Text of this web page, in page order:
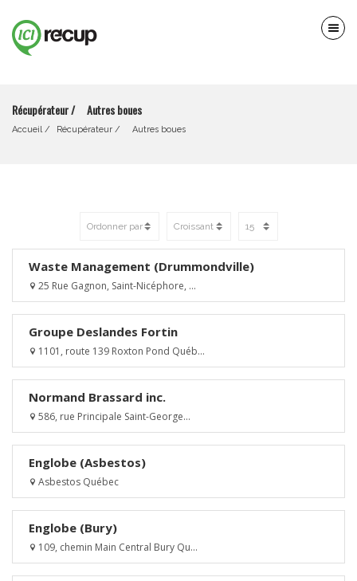
Récupérateur / Autres boues
Accueil Récupérateur / Autres boues
Waste Management (Drummondville)
25 Rue Gagnon, Saint-Nicéphore, ...
Groupe Deslandes Fortin
1101, route 139 Roxton Pond Québ...
Normand Brassard inc.
586, rue Principale Saint-George...
Englobe (Asbestos)
Asbestos Québec
Englobe (Bury)
109, chemin Main Central Bury Qu...